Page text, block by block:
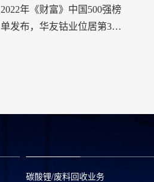
2022年《财富》中国500强榜
单发布，华友钴业位居第349
碳酸锂/废料回收业务